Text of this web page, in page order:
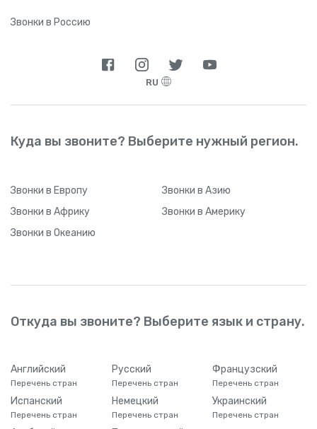
Звонки в Россию
RU
Куда вы звоните? Выберите нужный регион.
Звонки в Европу Звонки в Азию
Звонки в Африку Звонки в Америку
Звонки в Океанию
Откуда вы звоните? Выберите язык и страну.
Английский
Перечень стран
Русский
Перечень стран
Французский
Перечень стран
Испанский
Перечень стран
Немецкий
Перечень стран
Украинский
Перечень стран